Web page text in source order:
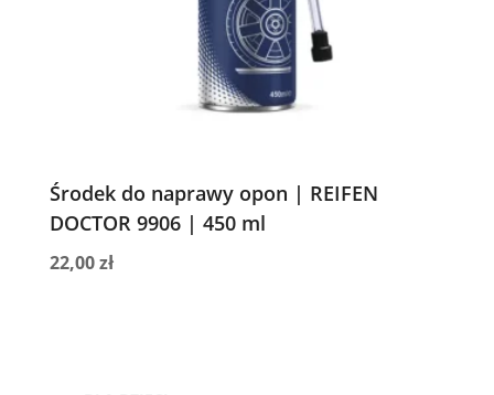
Środek do naprawy opon | REIFEN
DOCTOR 9906 | 450 ml
22,00zł